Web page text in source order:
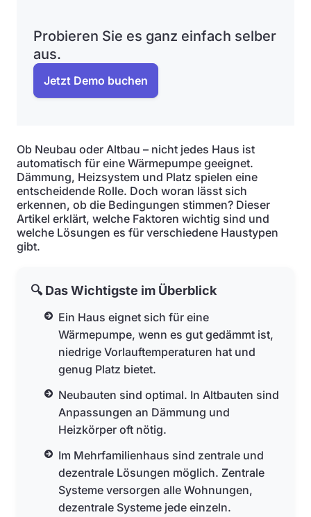
Probieren Sie es ganz einfach selber
aus.
Jetzt Demo buchen
Ob Neubau oder Altbau – nicht jedes Haus ist
automatisch für eine Wärmepumpe geeignet.
Dämmung, Heizsystem und Platz spielen eine
entscheidende Rolle. Doch woran lässt sich
erkennen, ob die Bedingungen stimmen? Dieser
Artikel erklärt, welche Faktoren wichtig sind und
welche Lösungen es für verschiedene Haustypen
gibt.
🔍 Das Wichtigste im Überblick
Ein Haus eignet sich für eine
Wärmepumpe, wenn es gut gedämmt ist,
niedrige Vorlauftemperaturen hat und
genug Platz bietet.
Neubauten sind optimal. In Altbauten sind
Anpassungen an Dämmung und
Heizkörper oft nötig.
Im Mehrfamilienhaus sind zentrale und
dezentrale Lösungen möglich. Zentrale
Systeme versorgen alle Wohnungen,
dezentrale Systeme jede einzeln.